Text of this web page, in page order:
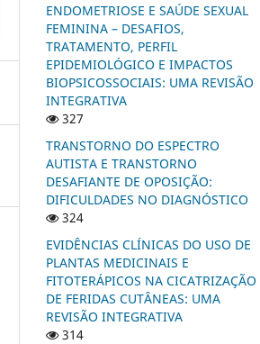
ENDOMETRIOSE E SAÚDE SEXUAL
FEMININA – DESAFIOS,
TRATAMENTO, PERFIL
EPIDEMIOLÓGICO E IMPACTOS
BIOPSICOSSOCIAIS: UMA REVISÃO
INTEGRATIVA
327
TRANSTORNO DO ESPECTRO
AUTISTA E TRANSTORNO
DESAFIANTE DE OPOSIÇÃO:
DIFICULDADES NO DIAGNÓSTICO
324
EVIDÊNCIAS CLÍNICAS DO USO DE
PLANTAS MEDICINAIS E
FITOTERÁPICOS NA CICATRIZAÇÃO
DE FERIDAS CUTÂNEAS: UMA
REVISÃO INTEGRATIVA
314